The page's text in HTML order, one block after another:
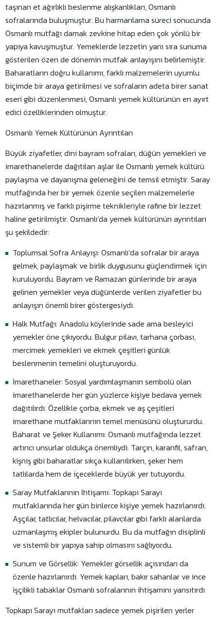
taşınan et ağırlıklı beslenme alışkanlıkları, Osmanlı
sofralarında buluşmuştur. Bu harmanlama süreci sonucunda
Osmanlı mutfağı damak zevkine hitap eden çok yönlü bir
yapıya kavuşmuştur. Yemeklerde lezzetin yanı sıra sunuma
gösterilen özen de dönemin mutfak anlayışını belirlemiştir.
Baharatların doğru kullanımı, farklı malzemelerin uyumlu
biçimde bir araya getirilmesi ve sofraların adeta birer sanat
eseri gibi düzenlenmesi, Osmanlı yemek kültürünün en ayırt
edici özelliklerinden olmuştur.
Osmanlı Yemek Kültürünün Ayrıntıları
Büyük ziyafetler, dini bayram sofraları, düğün yemekleri ve
imarethanelerde dağıtılan aşlar ile Osmanlı yemek kültürü
paylaşma ve dayanışma geleneğini de temsil etmiştir. Saray
mutfağında her bir yemek özenle seçilen malzemelerle
hazırlanmış ve farklı pişirme teknikleriyle rafine bir lezzet
haline getirilmiştir. Osmanlı’da yemek kültürünün ayrıntıları
şu şekildedir:
Toplumsal Sofra Anlayışı: Osmanlı’da sofralar bir araya
gelmek, paylaşmak ve birlik duygusunu güçlendirmek için
kuruluyordu. Bayram ve Ramazan günlerinde bir araya
gelinen yemekler veya düğünlerde verilen ziyafetler bu
anlayışın önemli birer göstergesiydi.
Halk Mutfağı: Anadolu köylerinde sade ama besleyici
yemekler öne çıkıyordu. Bulgur pilavı, tarhana çorbası,
mercimek yemekleri ve ekmek çeşitleri günlük
beslenmenin temelini oluşturuyordu.
İmarethaneler: Sosyal yardımlaşmanın sembolü olan
imarethanelerde her gün yüzlerce kişiye bedava yemek
dağıtılırdı. Özellikle çorba, ekmek ve aş çeşitleri
imarethane mutfaklarının temel menüsünü oluştururdu.
Baharat ve Şeker Kullanımı: Osmanlı mutfağında lezzet
artırıcı unsurlar oldukça önemliydi. Tarçın, karanfil, safran,
kişniş gibi baharatlar sıkça kullanılırken, şeker hem
tatlılarda hem de içeceklerde büyük yer tutuyordu.
Saray Mutfaklarının İhtişamı: Topkapı Sarayı
mutfaklarında her gün binlerce kişiye yemek hazırlanırdı.
Aşçılar, tatlıcılar, helvacılar, pilavcılar gibi farklı alanlarda
uzmanlaşmış ekipler bulunurdu. Bu da mutfağın disiplinli
ve sistemli bir yapıya sahip olmasını sağlıyordu.
Sunum ve Görsellik: Yemekler görsellik açısından da
özenle hazırlanırdı. Yemek kapları, bakır sahanlar ve ince
işçilikli tabaklar Osmanlı sofralarının ihtişamını yansıtırdı
Topkapı Sarayı mutfakları sadece yemek pişirilen yerler